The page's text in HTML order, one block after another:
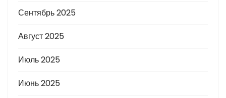
Сентябрь 2025
Август 2025
Июль 2025
Июнь 2025